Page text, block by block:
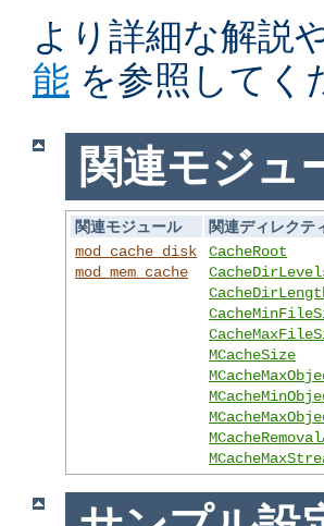
より詳細な解説
能 を参照してく
関連モジュ
関連モジュール
関連ディレクテ
mod_cache_disk
mod_mem_cache
CacheRoot
MCacheSize